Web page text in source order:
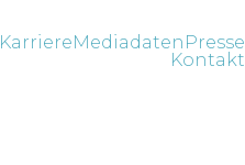
KarriereMediadaten Presse
Kontakt